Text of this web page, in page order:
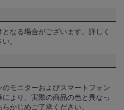
なる場合がございます。詳しく
。
モニターおよびスマートフォン
より、実際の商品の色と異なっ
かじめご了承ください。